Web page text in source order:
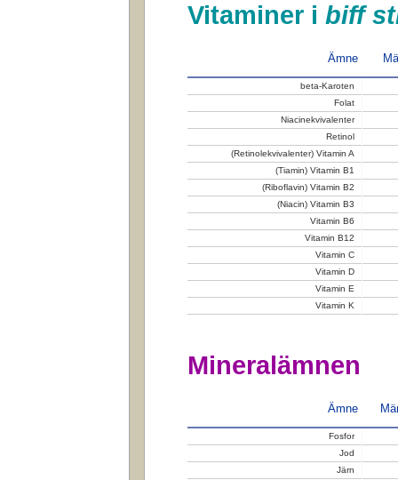
Vitaminer i biff
Ämne
beta-Karoten
Folat
Niacinekvivalenter
Retinol
(Retinolekvivalenter) Vitamin A
(Tiamin) Vitamin B1
(Riboflavin) Vitamin B2
(Niacin) Vitamin B3
Vitamin B6
Vitamin B12
Vitamin C
Vitamin D
Vitamin E
Vitamin K
Mineralämnen
Ämne
Fosfor
Jod
Järn